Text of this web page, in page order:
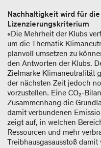
Nachhaltigkeit wird für
Lizenzierungskriterium
«Die Mehrheit der Klubs
um die Thematik
planvoll umsetzen zu
den Antworten der Klubs.
Zielmarke Klimaneutralität
der nächsten Zeit jedoch
vorzustellen. Eine CO₂-
Zusammenhang die
damit verbundenen
zeigt auf, in welchen
Ressourcen und mehr
Treibhausgasausstoß